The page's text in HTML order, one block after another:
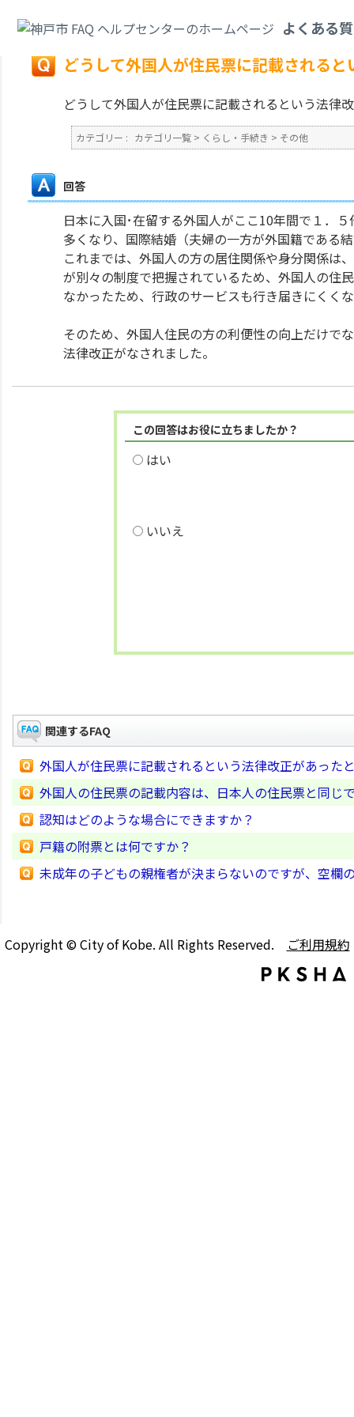
よくある
戻る
どうして外国人が住民票に記載される
どうして外国人が住民票に記載されるという法律
カテゴリー : カテゴリ一覧 > くらし・手続き > その他
回答
日本に入国･在留する外国人がここ10年間で１．
多くなり、国際結婚（夫婦の一方が外国籍である
これまでは、外国人の方の居住関係や身分関係は
が別々の制度で把握されているため、外国人の住
なかったため、行政のサービスも行き届きにくく
そのため、外国人住民の方の利便性の向上だけで
法律改正がなされました。
この回答はお役に立ちましたか？
はい
いいえ
関連するFAQ
外国人が住民票に記載されるという法律改正があった
外国人の住民票の記載内容は、日本人の住民票と同じ
認知はどのような場合にできますか？
戸籍の附票とは何ですか？
未成年の子どもの親権者が決まらないのですが、空欄
Copyright © City of Kobe. All Rights Reserved. ご利用規約